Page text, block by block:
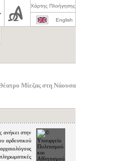
Χάρτης Πλοήγησης
English
Μίεζας στη Νάουσα
ανήκει στην
αρδευτικού